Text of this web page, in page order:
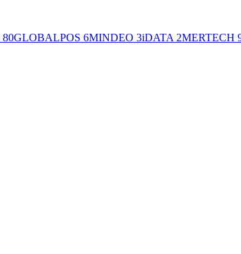
80GLOBALPOS 6MINDEO 3iDATA 2MERTECH